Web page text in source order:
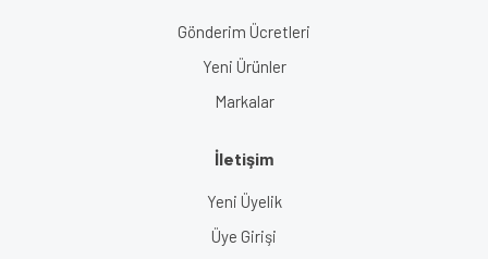
Gönderim Ücretleri
Yeni Ürünler
Markalar
İletişim
Yeni Üyelik
Üye Girişi